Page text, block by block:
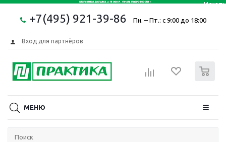
+7(495) 921-39-86 Пн. – Пт.: с 9:00 до 18:00
Вход для партнёров
МЕНЮ